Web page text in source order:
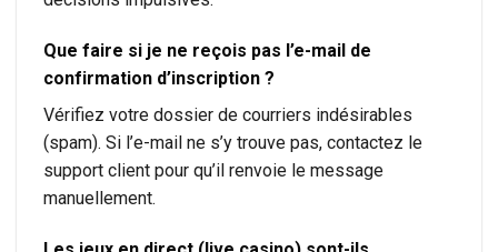
Que faire si je ne reçois pas l’e-mail de
confirmation d’inscription ?
Vérifiez votre dossier de courriers indésirables
(spam). Si l’e-mail ne s’y trouve pas, contactez le
support client pour qu’il renvoie le message
manuellement.